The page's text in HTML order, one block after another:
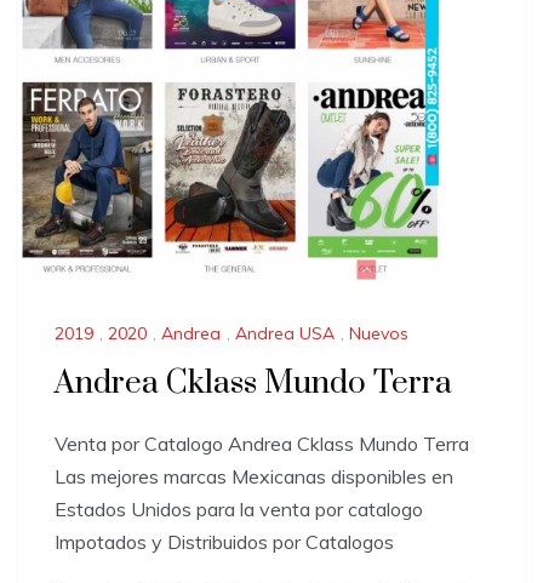
2019 , 2020 , Andrea , Andrea USA , Nuevos
Andrea Cklass Mundo Terra
Venta por Catalogo Andrea Cklass Mundo Terra
Las mejores marcas Mexicanas disponibles en
Estados Unidos para la venta por catalogo
Impotados y Distribuidos por Catalogos